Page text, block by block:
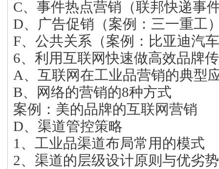
C、事件热点营销（联邦快递事
D、广告促销（案例：三一重工
F、公共关系（案例：比亚迪汽
6、利用互联网快速做高效品牌
A、互联网在工业品营销的典型
B、网络的营销的8种方式
案例：美的品牌的互联网营销
D、渠道管控策略
1、工业品渠道布局常用的模式
2、渠道的层级设计原则与优劣势